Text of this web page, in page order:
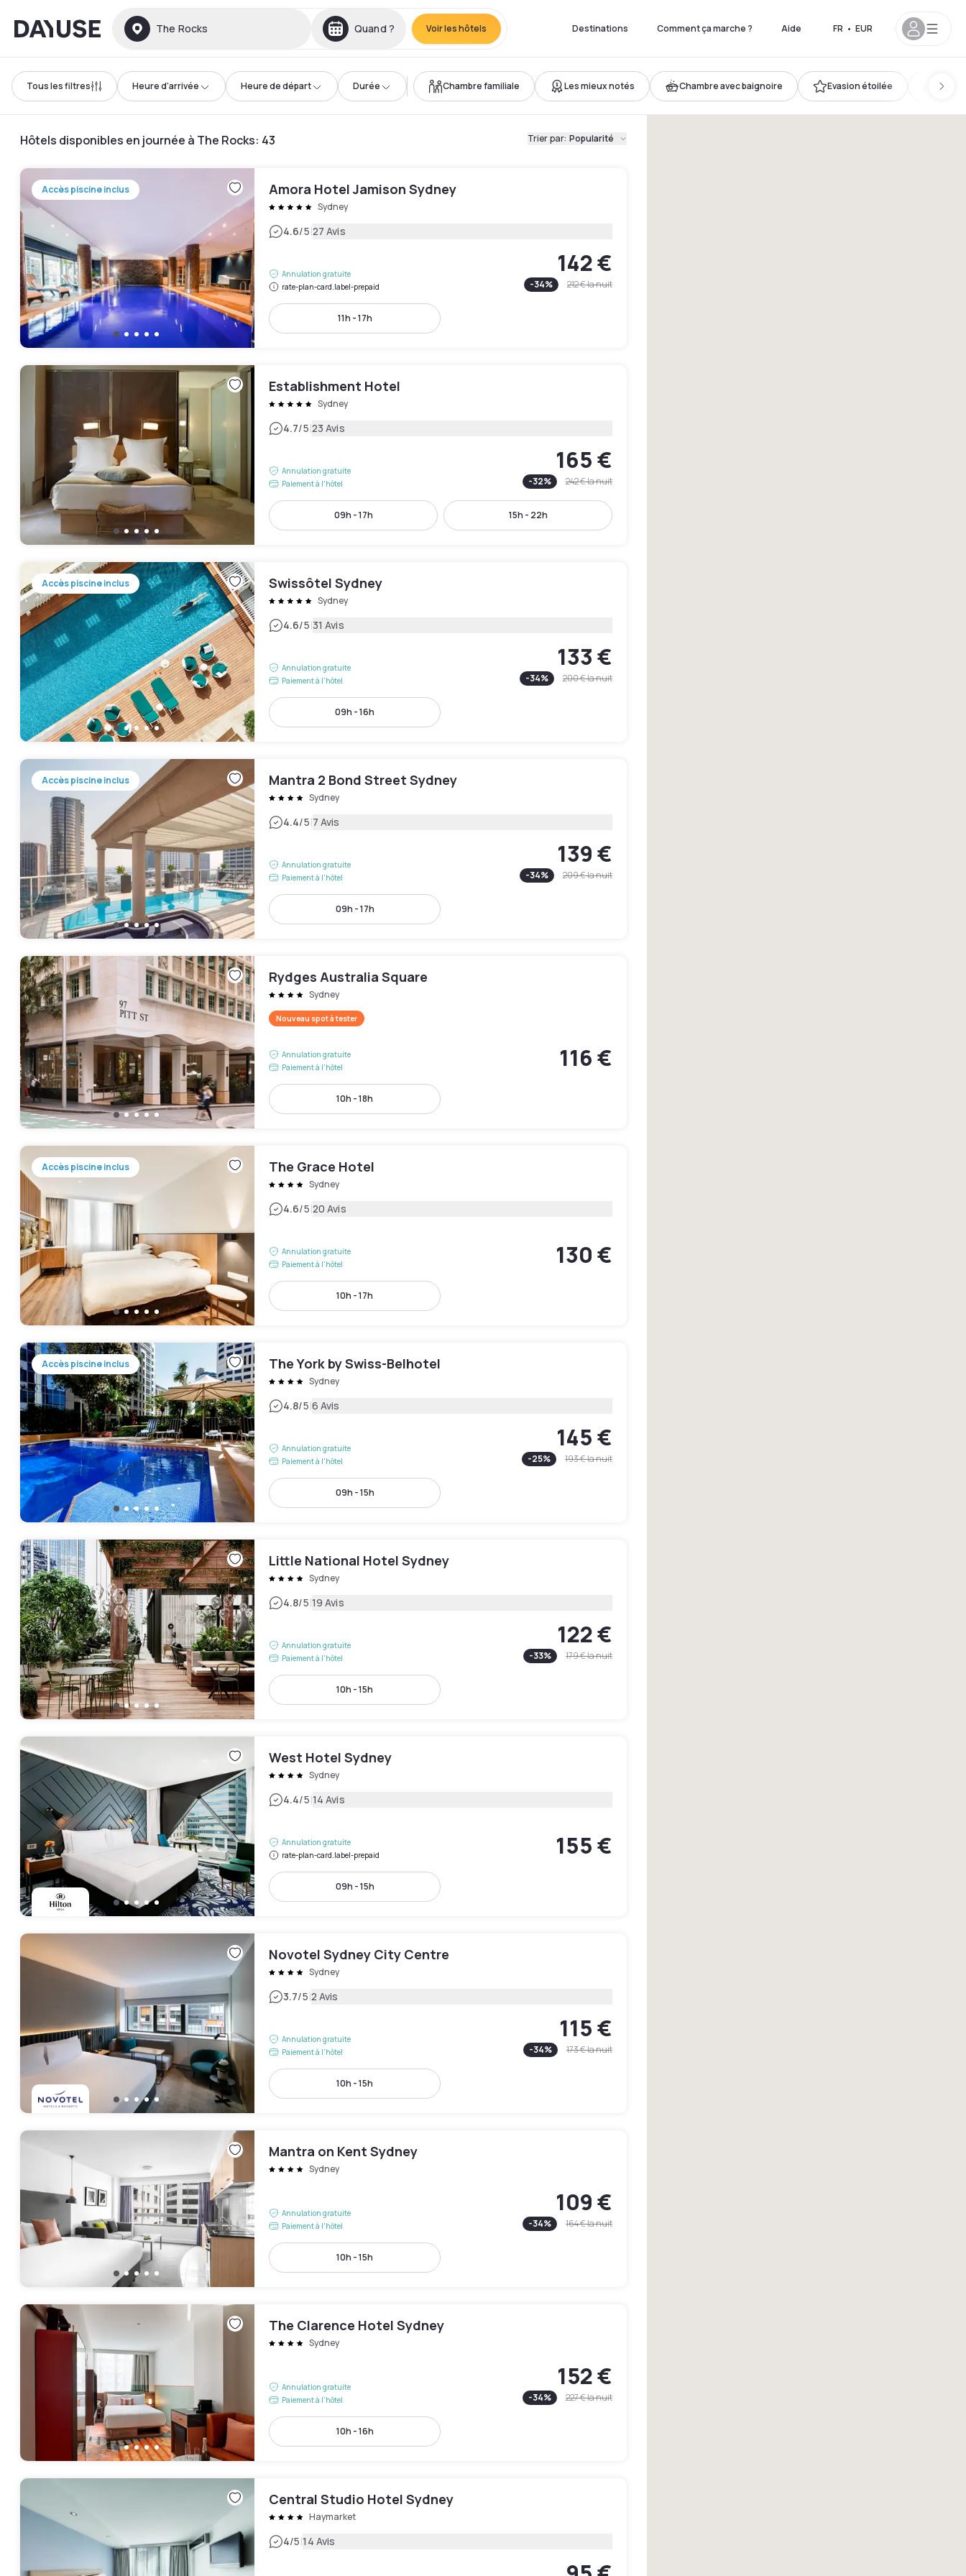
Dayuse The Rocks Quand ? Voir les hôtels Destinations Comment ça marche ? Aide FR • EUR
Tous les filtres Heure d'arrivée Heure de départ Durée Chambre familiale Les mieux notés Chambre avec baignoire Evasion étoilée Très
Hôtels disponibles en journée à The Rocks: 43 Trier par: Popularité
Accès piscine inclus Amora Hotel Jamison Sydney
Sydney
4.6/5|27 Avis
Annulation gratuite
rate-plan-card.label-prepaid
142 €
-34% 212 €la nuit
11h - 17h
Establishment Hotel
Sydney
4.7/5|23 Avis
Annulation gratuite
Paiement à l'hôtel
165 €
-32% 242 €la nuit
09h - 17h 15h - 22h
Accès piscine inclus Swissôtel Sydney
Sydney
4.6/5|31 Avis
Annulation gratuite
Paiement à l'hôtel
133 €
-34% 200 €la nuit
09h - 16h
Accès piscine inclus Mantra 2 Bond Street Sydney
Sydney
4.4/5|7 Avis
Annulation gratuite
Paiement à l'hôtel
139 €
-34% 209 €la nuit
09h - 17h
Rydges Australia Square
Sydney
Nouveau spot à tester
Annulation gratuite
Paiement à l'hôtel
116 €
10h - 18h
Accès piscine inclus The Grace Hotel
Sydney
4.6/5|20 Avis
Annulation gratuite
Paiement à l'hôtel
130 €
10h - 17h
Accès piscine inclus The York by Swiss-Belhotel
Sydney
4.8/5|6 Avis
Annulation gratuite
Paiement à l'hôtel
145 €
-25% 193 €la nuit
09h - 15h
Little National Hotel Sydney
Sydney
4.8/5|19 Avis
Annulation gratuite
Paiement à l'hôtel
122 €
-33% 179 €la nuit
10h - 15h
West Hotel Sydney
Sydney
4.4/5|14 Avis
Annulation gratuite
rate-plan-card.label-prepaid
155 €
09h - 15h
Novotel Sydney City Centre
Sydney
3.7/5|2 Avis
Annulation gratuite
Paiement à l'hôtel
115 €
-34% 173 €la nuit
10h - 15h
Mantra on Kent Sydney
Sydney
Annulation gratuite
Paiement à l'hôtel
109 €
-34% 164 €la nuit
10h - 15h
The Clarence Hotel Sydney
Sydney
Annulation gratuite
Paiement à l'hôtel
152 €
-34% 227 €la nuit
10h - 16h
Central Studio Hotel Sydney
Haymarket
4/5|14 Avis